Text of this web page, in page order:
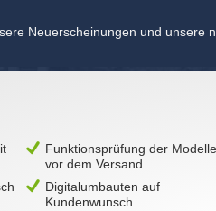
Neuerscheinungen und unsere
Funktionsprüfung der Modelle
vor dem Versand
Digitalumbauten auf
Kundenwunsch